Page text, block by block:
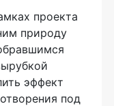
проекта
природу
эффект
под